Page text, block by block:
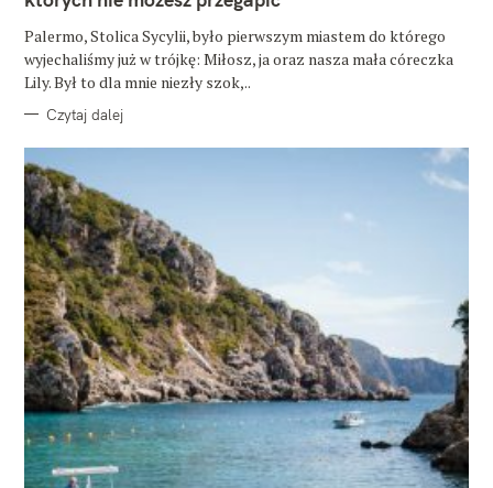
Palermo, Stolica Sycylii, było pierwszym miastem do którego
wyjechaliśmy już w trójkę: Miłosz, ja oraz nasza mała córeczka
Lily. Był to dla mnie niezły szok,..
Czytaj dalej